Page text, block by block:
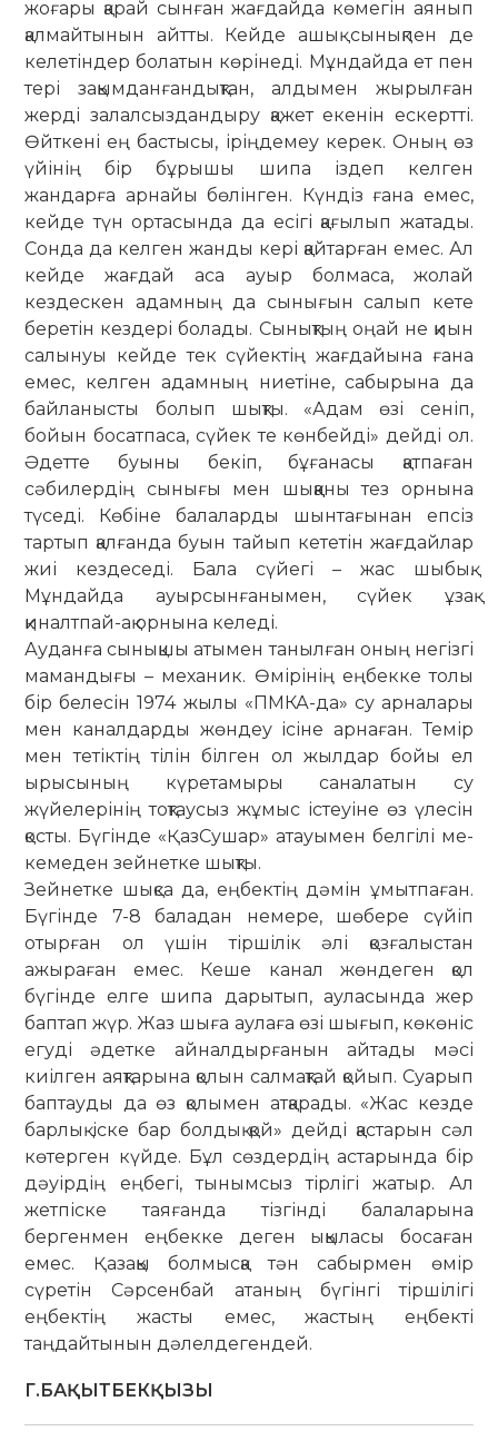
жоғары қарай сын­ған жағдайда көмегін аянып
қалмайтынын айтты. Кейде ашық сынықпен де
келетіндер болатын көрінеді. Мұндайда ет пен
тері зақымданғандықтан, алдымен жырылған
жерді залал­сыздандыру қажет екенін ескертті.
Өйткені ең бастысы, іріңдемеу керек. Оның өз
үйінің бір бұрышы шипа іздеп кел­ген
жандарға арнайы бөлінген. Күндіз ғана емес,
кейде түн ортасында да есігі қағылып жатады.
Сонда да келген жанды кері қайтарған емес. Ал
кейде жағдай аса ауыр болмаса, жолай
кездескен адамның да сынығын салып кете
беретін кездері болады. Сынықтың оңай не қиын
салынуы кейде тек сүйектің жағдайына ғана
емес, келген адамның ниетіне, сабырына да
байланысты болып шықты. «Адам өзі сеніп,
бойын босатпаса, сүйек те көнбейді» дейді ол.
Әдетте буыны бекіп, бұғанасы қатпаған
сәбилердің сынығы мен шыққаны тез орнына
түседі. Көбіне балаларды шынтағынан епсіз
тартып қалғанда буын тайып кететін жағдайлар
жиі кездеседі. Бала сүйегі – жас шыбық.
Мұндайда ауырсынғанымен, сүйек ұзақ
қиналтпай-ақ орнына келеді.
Ауданға сынықшы атымен танылған оның негізгі
мамандығы – механик. Өмірінің еңбекке толы
бір белесін 1974 жылы «ПМКА-да» су арналары
мен каналдарды жөндеу ісіне арнаған. Темір
мен тетіктің тілін білген ол жылдар бойы ел
ырысының күретамыры саналатын су
жүйелерінің тоқтаусыз жұмыс істе­уіне өз үлесін
қосты. Бүгінде «ҚазСушар» атауымен белгілі ме­
ке­меден зейнетке шықты.
Зейнетке шықса да, еңбектің дәмін ұмытпаған.
Бүгінде 7-8 баладан немере, шөбере сүйіп
отырған ол үшін тіршілік әлі қоз­ғалыстан
ажыраған емес. Кеше канал жөндеген қол
бүгінде елге шипа дарытып, ауласында жер
баптап жүр. Жаз шыға ау­лаға өзі шығып, көкөніс
егуді әдетке айналдырғанын айтады мәсі
киілген аяқтарына қолын салмақтай қойып. Суарып
баптауды да өз қолымен атқарады. «Жас кезде
барлық іске бар болдық қой» дейді қастарын сәл
көтерген күйде. Бұл сөздердің астарында бір
дәуірдің еңбегі, тынымсыз тірлігі жатыр. Ал
жетпіске таяғанда тізгінді балаларына
бергенмен еңбекке деген ықыласы босаған
емес. Қазақы болмысқа тән сабырмен өмір
сүретін Сәрсенбай атаның бүгінгі тіршілігі
еңбектің жасты емес, жастың еңбекті
таңдайтынын дәлелдегендей.
Г.БАҚЫТБЕКҚЫЗЫ